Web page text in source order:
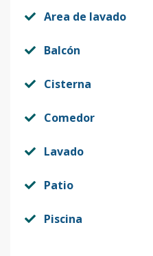
Area de lavado
Balcón
Cisterna
Comedor
Lavado
Patio
Piscina